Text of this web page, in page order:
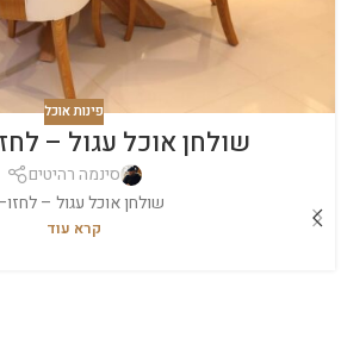
פינות אוכל
שולחן אוכל עגול –
סינמה רהיטים
שולחן אוכל עגול –
קרא עוד